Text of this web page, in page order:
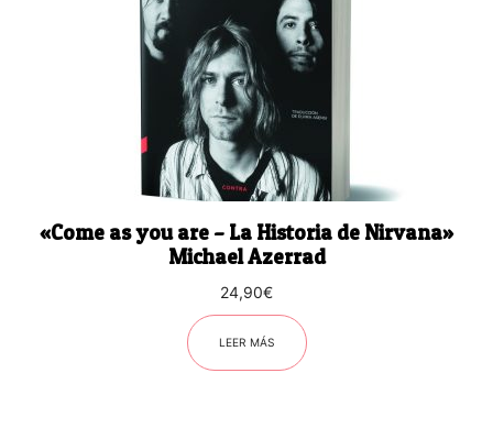
«Come as you are – La Historia de Nirvana»
Michael Azerrad
24,90€
LEER MÁS